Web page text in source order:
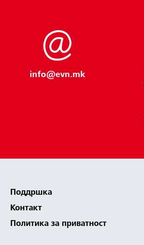
info@evn.mk
Поддршка
Контакт
Политика за приватност